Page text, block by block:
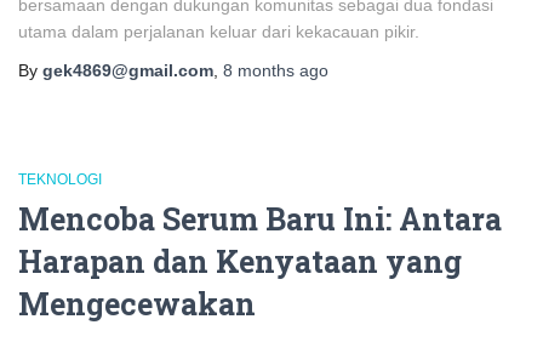
bersamaan dengan dukungan komunitas sebagai dua fondasi
utama dalam perjalanan keluar dari kekacauan pikir.
By gek4869@gmail.com 8 months ago
TEKNOLOGI
Mencoba Serum Baru Ini: Antara
Harapan dan Kenyataan yang
Mengecewakan